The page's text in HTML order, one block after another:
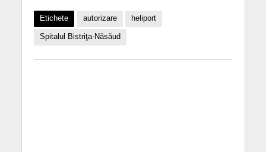
Etichete autorizare heliport
Spitalul Bistriţa-Năsăud